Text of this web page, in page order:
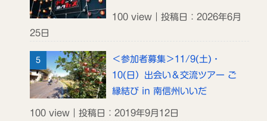
100 view｜投稿日：2026年6月
25日
＜参加者募集＞11/9(土)・
10(日）出会い＆交流ツアー ご
縁結び in 南信州いいだ
100 view｜投稿日：2019年9月12日